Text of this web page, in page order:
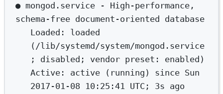
● mongod.service -
High-performance,
schema-free document-oriented
database
Loaded:
loaded
(/lib/systemd/system/mongod.service
; disabled ; vendor preset: enabled )
Active:
active (running) since Sun
2017-01-08 10:25:41 UTC; 3s ago